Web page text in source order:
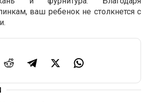
ваш ребенок не столкнется с